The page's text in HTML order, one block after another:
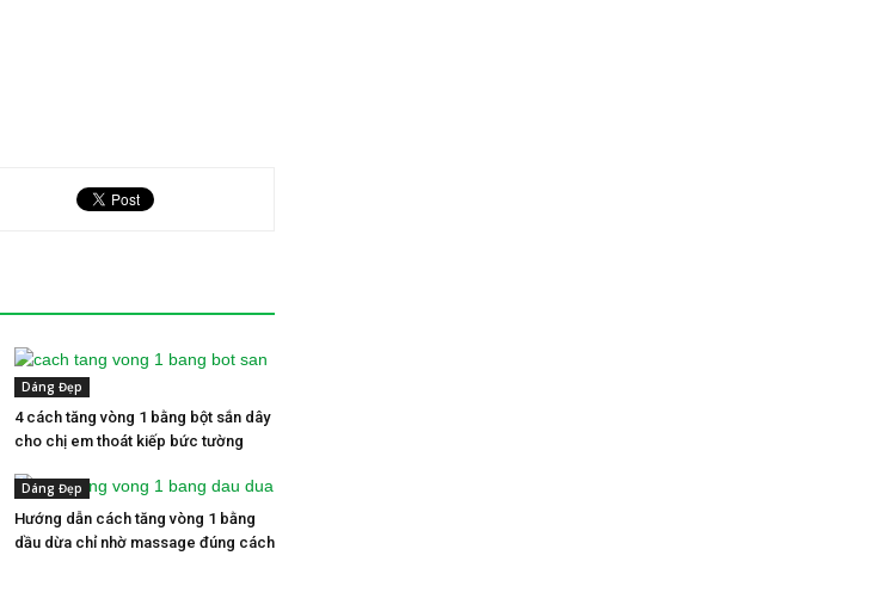
Dáng Đẹp
4 cách tăng vòng 1 bằng bột sắn dây
cho chị em thoát kiếp bức tường
Dáng Đẹp
Hướng dẫn cách tăng vòng 1 bằng
dầu dừa chỉ nhờ massage đúng cách